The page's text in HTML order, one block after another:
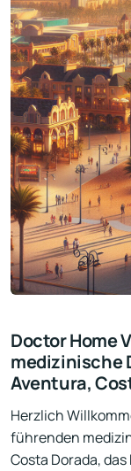
Doctor Home
medizinische
Aventura,
Herzlich
führenden
Costa Dorada,